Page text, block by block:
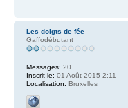
Les doigts de fée
Gaffodébutant
Messages: 20
Inscrit le: 01 Août 2015 2:11
Localisation: Bruxelles